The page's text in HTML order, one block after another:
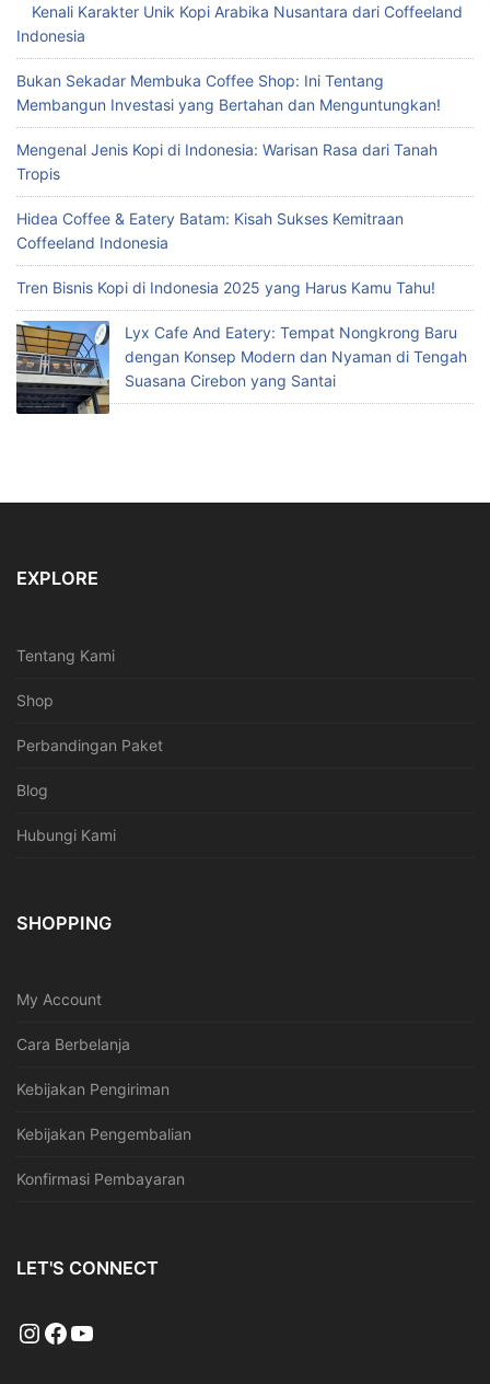
Kenali Karakter Unik Kopi Arabika Nusantara dari Coffeeland
Indonesia
Bukan Sekadar Membuka Coffee Shop: Ini Tentang
Membangun Investasi yang Bertahan dan Menguntungkan!
Mengenal Jenis Kopi di Indonesia: Warisan Rasa dari Tanah
Tropis
Hidea Coffee & Eatery Batam: Kisah Sukses Kemitraan
Coffeeland Indonesia
Tren Bisnis Kopi di Indonesia 2025 yang Harus Kamu Tahu!
Lyx Cafe And Eatery: Tempat Nongkrong Baru
dengan Konsep Modern dan Nyaman di Tengah
Suasana Cirebon yang Santai
EXPLORE
Tentang Kami
Shop
Perbandingan Paket
Blog
Hubungi Kami
SHOPPING
My Account
Cara Berbelanja
Kebijakan Pengiriman
Kebijakan Pengembalian
Konfirmasi Pembayaran
LET'S CONNECT